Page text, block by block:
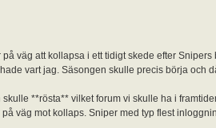
väg att kollapsa i ett tidigt skede efter Snipers
vart jag. Säsongen skulle precis börja och
**rösta** vilket forum vi skulle ha i
väg mot kollaps. Sniper med typ flest